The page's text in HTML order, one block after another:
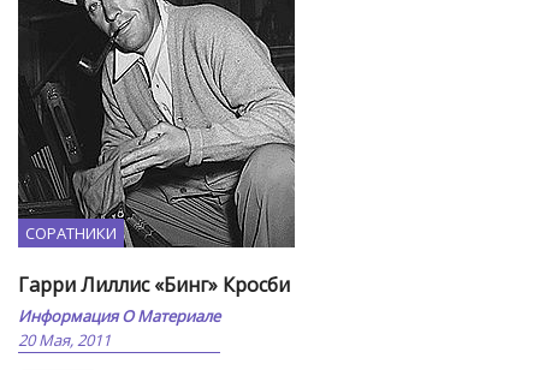
СОРАТНИКИ
Гарри Лиллис «Бинг» Кросби
Информация О Материале
20 Мая, 2011